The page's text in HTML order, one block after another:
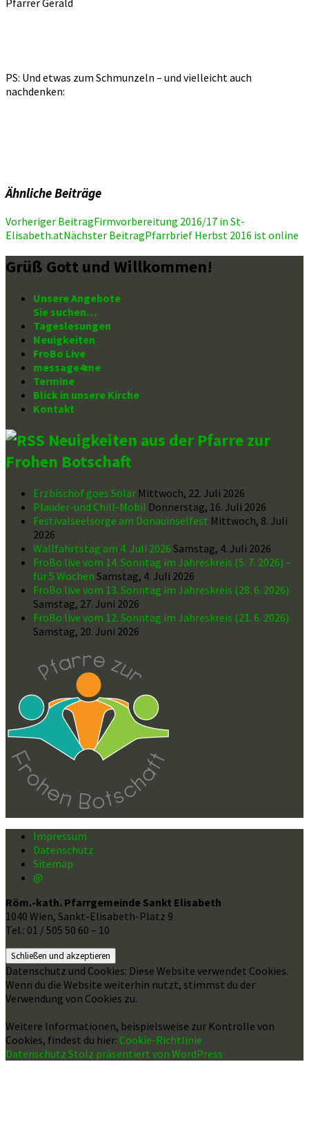
PS: Und etwas zum Schmunzeln – und vielleicht auch
nachdenken:
Ähnliche Beiträge
Beitragsnavigation
Vorheriger BeitragFirmvorbereitung 2016/17 in St-
Elisabeth.atNächster BeitragPfarrbrief Herbst 2016 ist online
Grüß Gott und Willkommen!
Unsere Angebote
Sie suchen…
Tageslesungen
Neuigkeiten
FroBo Live
message4me
Termine
Blick in unsere Kirche
Kontakt
Neuigkeiten aus der Pfarre zur
Frohen Botschaft
Erzbischof goes Solar Mittwoch, 22. Juli 2026
Plauder-und Chill-Mobil Donnerstag, 16. Juli 2026
Festivalseelsorge am Donauinselfest Mittwoch, 8. Juli
2026
Wallfahrtstag am 4. Juli 2026 Samstag, 4. Juli 2026
FroBo live vom 14. Sonntag im Jahreskreis (5. 7. 2026) –
für 5 Wochen Samstag, 4. Juli 2026
FroBo live vom 13. Sonntag im Jahreskreis (28. 6. 2026)
Samstag, 27. Juni 2026
FroBo live vom 12. Sonntag im Jahreskreis (21. 6. 2026)
Samstag, 20. Juni 2026
Impressum
Datenschutz
Sitemap
@
Röm.-kath. Pfarrgemeinde Sankt Elisabeth
1040 Wien, Sankt-Elisabeth-Platz 9
Tel.: 01 / 505 50 60 – 10
Datenschutz und Cookies: Diese Website verwendet Cookies.
Wenn du die Website weiterhin nutzt, stimmst du der
Verwendung von Cookies zu.
Weitere Informationen, beispielsweise zur Kontrolle von
Cookies, findest du hier: Cookie-Richtlinie
Datenschutz Stolz präsentiert von WordPress